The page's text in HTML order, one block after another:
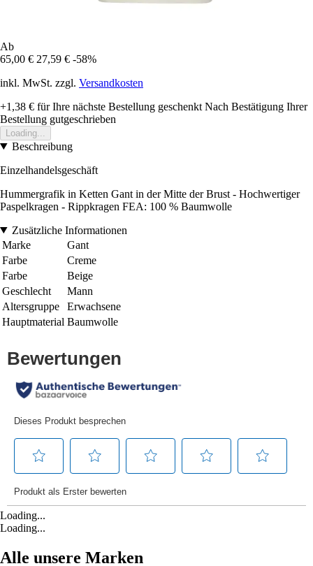
Ab
65,00 € 27,59 € -58%
inkl. MwSt. zzgl. Versandkosten
+1,38 € für Ihre nächste Bestellung geschenkt Nach Bestätigung Ihrer
Bestellung gutgeschrieben
Loading...
Beschreibung
Einzelhandelsgeschäft
Hummergrafik in Ketten Gant in der Mitte der Brust - Hochwertiger
Paspelkragen - Rippkragen FEA: 100 % Baumwolle
Zusätzliche Informationen
Marke
Gant
Farbe
Creme
Farbe
Beige
Geschlecht
Mann
Altersgruppe
Erwachsene
Hauptmaterial Baumwolle
Loading...
Loading...
Alle unsere Marken